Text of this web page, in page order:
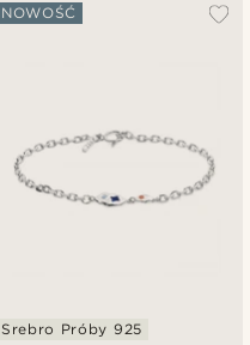
NOWOŚĆ
Srebro Próby 925